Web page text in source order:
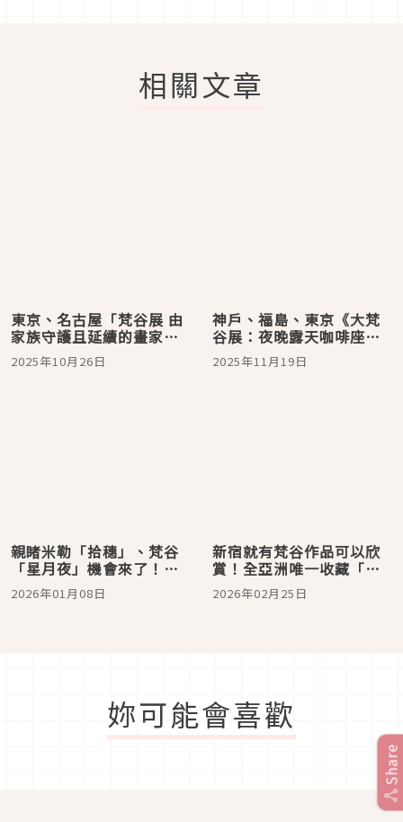
相關文章
東京、名古屋「梵谷展 由
家族守護且延續的畫家之
夢」，限量聯名「米菲編
織娃娃」同步登場
2025年10月26日
神戶、福島、東京《大梵
谷展：夜晚露天咖啡座
2025》 在光與孤獨之間，
尋找不滅的希望 ! 經典名
2025年11月19日
親睹米勒「拾穗」、梵谷
「星月夜」機會來了！東
京都美術館展出賽美術館
珍藏
2026年01月08日
新宿就有梵谷作品可以欣
賞！全亞洲唯一收藏「向
日葵」的SOMPO美術館
2026年02月25日
妳可能會喜歡
Share